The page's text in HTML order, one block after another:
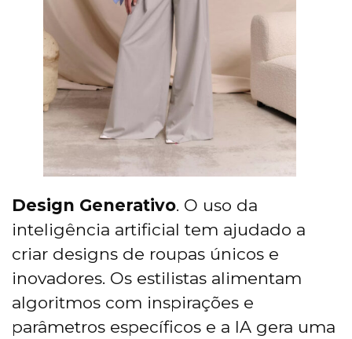
Design Generativo. O uso da
inteligência artificial tem ajudado a
criar designs de roupas únicos e
inovadores. Os estilistas alimentam
algoritmos com inspirações e
parâmetros específicos e a IA gera uma